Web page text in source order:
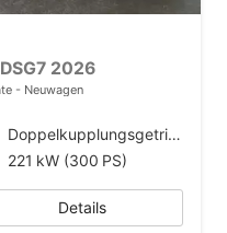
2026
Neuwagen
Doppelkupplungsgetriebe (DSG)
221 kW (300 PS)
Details